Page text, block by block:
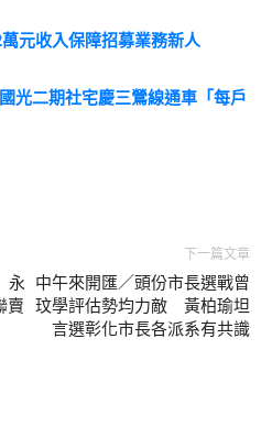
元收入保障招募業務新人
光二期社宅慶三鶯線通車「每戶
永
賣
下一篇文章
中午來開匯／頭份市長選戰曾
玟學評估勢均力敵 黃柏瑜坦
言選彰化市長各派系有共識